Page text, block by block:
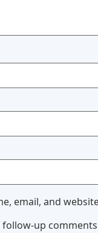
email, and
up